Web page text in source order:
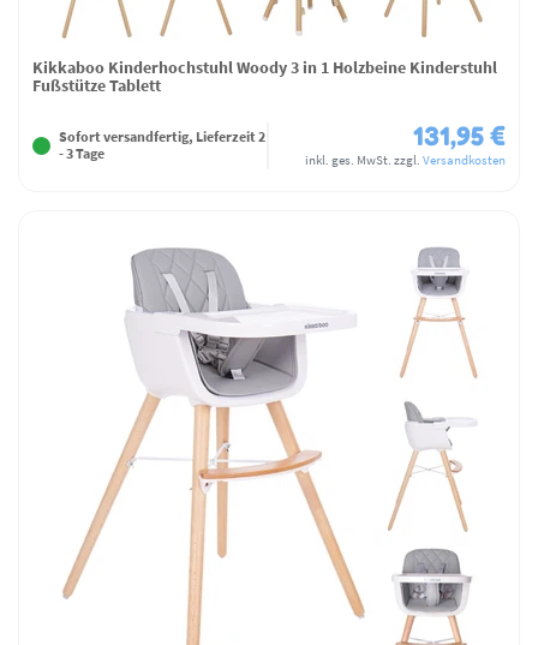
Kikkaboo Kinderhochstuhl Woody 3 in 1 Holzbeine Kinderstuhl
Fußstütze Tablett
Sofort versandfertig, Lieferzeit 2
- 3 Tage
131,95 €
inkl. ges. MwSt. zzgl. Versandkosten